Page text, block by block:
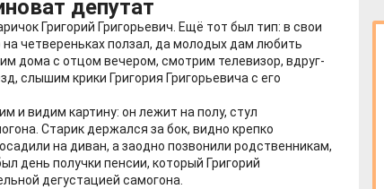
депутат
Григорий Григорьевич. Ещё тот был тип: в свои
на четвереньках ползал, да молодых дам любить
дома с отцом вечером, смотрим телевизор, вдруг-
слышим крики Григория Григорьевича с его
и видим картину: он лежит на полу, стул
Старик держался за бок, видно крепко
на диван, а заодно позвонили родственникам,
день получки пенсии, который Григорий
дегустацией самогона.